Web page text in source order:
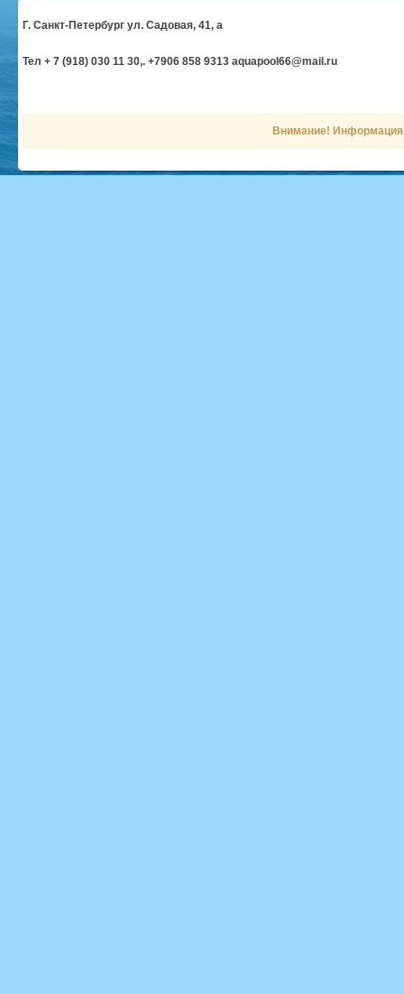
Г. Санкт-Петербург ул. Садовая, 41, а
Тел + 7 (918) 030 11 30,. +7906 858 9313 aquapool66@mail.ru
Внимание! Информация